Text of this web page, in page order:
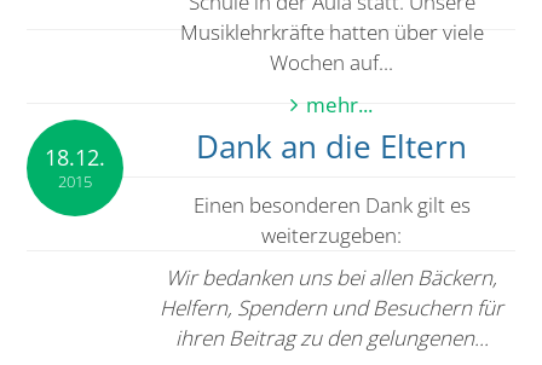
Musiklehrkräfte hatten über viele
Wochen auf...
mehr...
18.12.
2015
Dank an die Eltern
Einen besonderen Dank gilt es
weiterzugeben:
Wir bedanken uns bei allen Bäckern,
Helfern, Spendern und Besuchern für
ihren Beitrag zu den gelungenen...